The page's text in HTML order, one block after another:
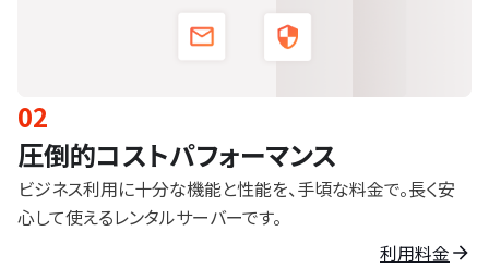
02
圧倒的コストパフォーマンス
ビジネス利用に十分な機能と性能を、手頃な料金で。長く安
心して使えるレンタルサーバーです。
利用料金